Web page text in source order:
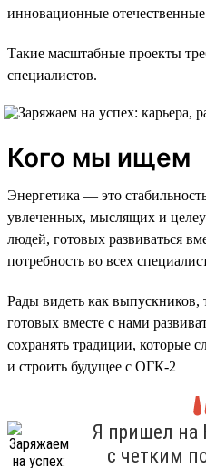
инновационные
Такие масштабные проекты
специалистов.
Кого мы ищем
Энергетика — это
увлеченных, мыслящих и
людей, готовых развиваться
потребность во всех
Рады видеть как выпускников,
готовых вместе с нами
сохранять традиции, которые
и строить будущее с ОГК-2
Я пришел на
с четким